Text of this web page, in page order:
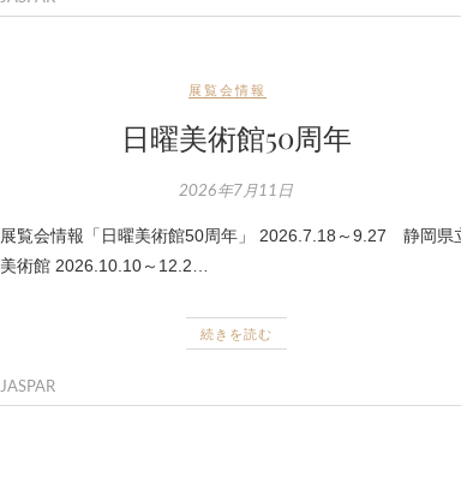
展覧会情報
日曜美術館50周年
2026年7月11日
展覧会情報「日曜美術館50周年」 2026.7.18～9.27 静岡県
美術館 2026.10.10～12.2…
続きを読む
JASPAR